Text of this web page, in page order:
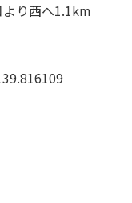
西へ1.1km